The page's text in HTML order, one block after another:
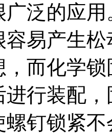
广泛的应
易产生
而化学
行装配
螺钉锁紧